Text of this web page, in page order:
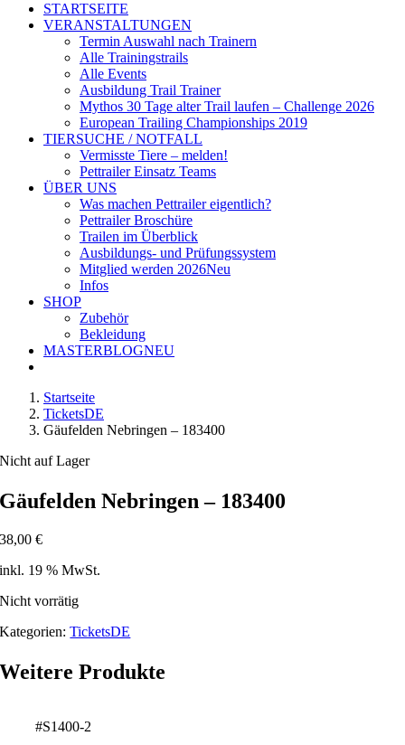
STARTSEITE
VERANSTALTUNGEN
Termin Auswahl nach Trainern
Alle Trainingstrails
Alle Events
Ausbildung Trail Trainer
Mythos 30 Tage alter Trail laufen – Challenge 2026
European Trailing Championships 2019
TIERSUCHE / NOTFALL
Vermisste Tiere – melden!
Pettrailer Einsatz Teams
ÜBER UNS
Was machen Pettrailer eigentlich?
Pettrailer Broschüre
Trailen im Überblick
Ausbildungs- und Prüfungssystem
Mitglied werden 2026Neu
Infos
SHOP
Zubehör
Bekleidung
MASTERBLOGNEU
Startseite
TicketsDE
Gäufelden Nebringen – 183400
Nicht auf Lager
Gäufelden Nebringen – 183400
38,00€
inkl. 19 % MwSt.
Nicht vorrätig
Kategorien:TicketsDE
Weitere Produkte
#S1400-2